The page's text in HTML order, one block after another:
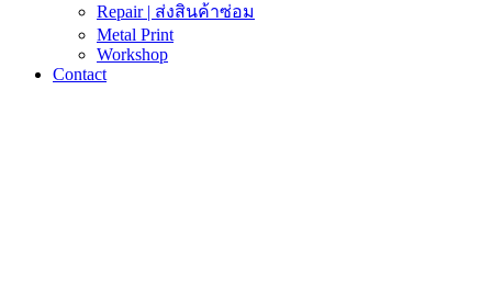
Repair | ส่งสินค้าซ่อม
Metal Print
Workshop
Contact